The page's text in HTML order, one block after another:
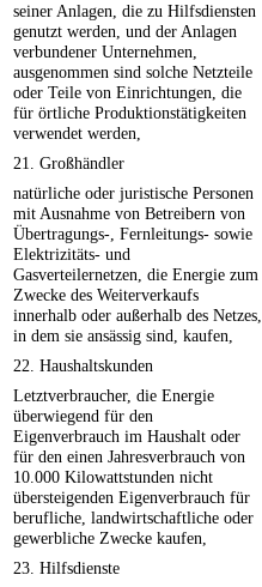
seiner Anlagen, die zu Hilfsdiensten
genutzt werden, und der Anlagen
verbundener Unternehmen,
ausgenommen sind solche Netzteile
oder Teile von Einrichtungen, die
für örtliche Produktionstätigkeiten
verwendet werden,
21. Großhändler
natürliche oder juristische Personen
mit Ausnahme von Betreibern von
Übertragungs-, Fernleitungs- sowie
Elektrizitäts- und
Gasverteilernetzen, die Energie zum
Zwecke des Weiterverkaufs
innerhalb oder außerhalb des Netzes,
in dem sie ansässig sind, kaufen,
22. Haushaltskunden
Letztverbraucher, die Energie
überwiegend für den
Eigenverbrauch im Haushalt oder
für den einen Jahresverbrauch von
10.000 Kilowattstunden nicht
übersteigenden Eigenverbrauch für
berufliche, landwirtschaftliche oder
gewerbliche Zwecke kaufen,
23. Hilfsdienste